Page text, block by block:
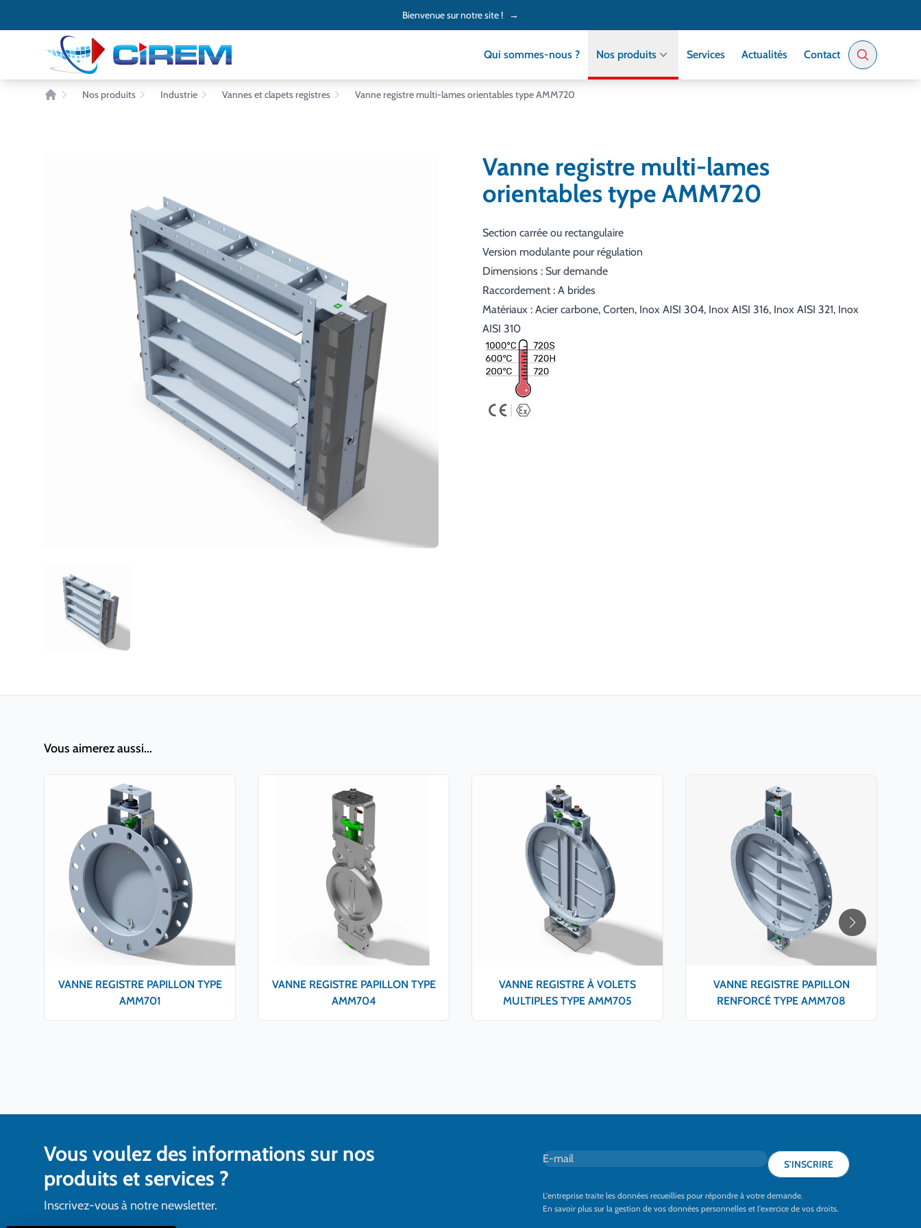
Bienvenue sur notre site ! →
Qui sommes-nous ? Nos produits Services Actualités Contact
Nos produits Industrie Vannes et clapets registres Vanne registre multi-lames orientables type AMM720
Vanne registre multi-lames
orientables type AMM720
Section carrée ou rectangulaire
Version modulante pour régulation
Dimensions : Sur demande
Raccordement : A brides
Matériaux : Acier carbone, Corten, Inox AISI 304, Inox AISI 316, Inox AISI 321, Inox
AISI 310
Vous aimerez aussi...
VANNE REGISTRE PAPILLON TYPE
AMM701
VANNE REGISTRE PAPILLON TYPE
AMM704
VANNE REGISTRE À VOLETS
MULTIPLES TYPE AMM705
VANNE REGISTRE PAPILLON
RENFORCÉ TYPE AMM708
Vous voulez des informations sur nos
produits et services ?
Inscrivez-vous à notre newsletter.
E-mail*
S'INSCRIRE
L'entreprise traite les données recueillies pour répondre à votre demande.
En savoir plus sur la gestion de vos données personnelles et l'exercice de vos droits.